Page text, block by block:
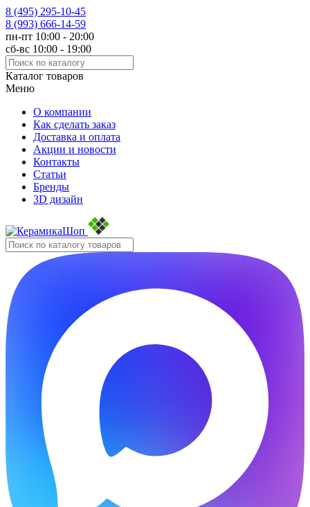
8 (495) 295-10-45
8 (993) 666-14-59
пн-пт 10:00 - 20:00
сб-вс 10:00 - 19:00
Каталог товаров
Меню
О компании
Как сделать заказ
Доставка и оплата
Акции и новости
Контакты
Статьи
Бренды
3D дизайн